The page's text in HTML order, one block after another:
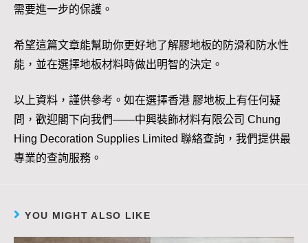
需要進一步的保護。
希望這篇文章能幫助你更好地了解膠地板的防滑和防水性
能，並在選擇地板材料時做出明智的決定。
以上資料，謹供參考。如在選擇香港 膠地板上有任何疑
問，歡迎閣下向我們——中興裝飾材料有限公司 Chung
Hing Decoration Supplies Limited 聯絡查詢，我們提供最
專業的查詢服務。
YOU MIGHT ALSO LIKE